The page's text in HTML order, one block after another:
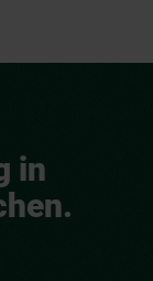
in